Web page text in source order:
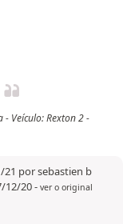
- Veículo: Rexton 2 -
21 por sebastien b
12/20- ver o original